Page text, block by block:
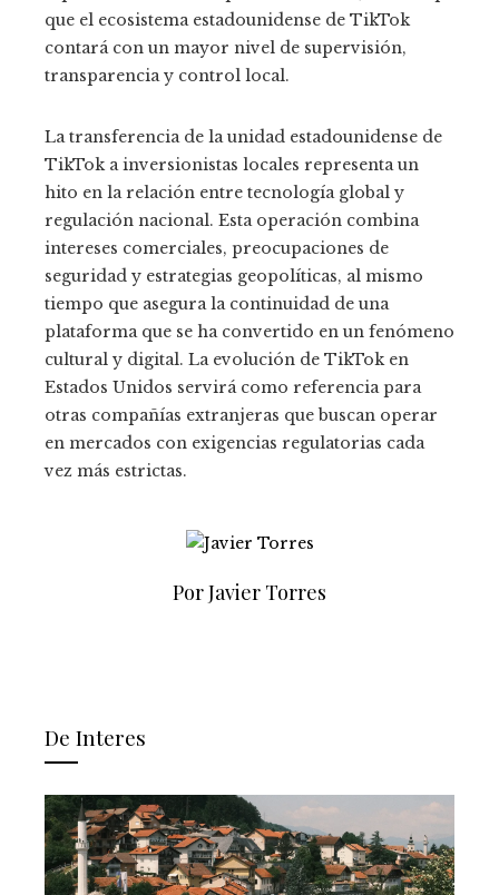
que el ecosistema estadounidense de TikTok
contará con un mayor nivel de supervisión,
transparencia y control local.
La transferencia de la unidad estadounidense de
TikTok a inversionistas locales representa un
hito en la relación entre tecnología global y
regulación nacional. Esta operación combina
intereses comerciales, preocupaciones de
seguridad y estrategias geopolíticas, al mismo
tiempo que asegura la continuidad de una
plataforma que se ha convertido en un fenómeno
cultural y digital. La evolución de TikTok en
Estados Unidos servirá como referencia para
otras compañías extranjeras que buscan operar
en mercados con exigencias regulatorias cada
vez más estrictas.
Por Javier Torres
De Interes